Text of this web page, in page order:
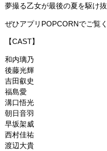
夢撮る乙女が最後の夏を駆け
ぜひアプリPOPCORNでご覧く
【CAST】
和内璃乃
後藤光輝
吉田叡史
福島愛
溝口悟光
朝日音羽
早坂架威
西村佳祐
渡辺大貴